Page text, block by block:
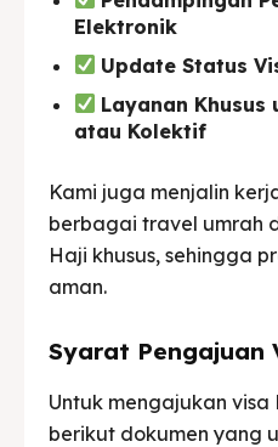
Elektronik
Update Status
Layanan Khusus
atau Kolektif
Kami juga menjalin
berbagai travel umrah
Haji khusus, sehingga
aman.
Syarat Pengajuan
Untuk mengajukan visa
berikut dokumen yang